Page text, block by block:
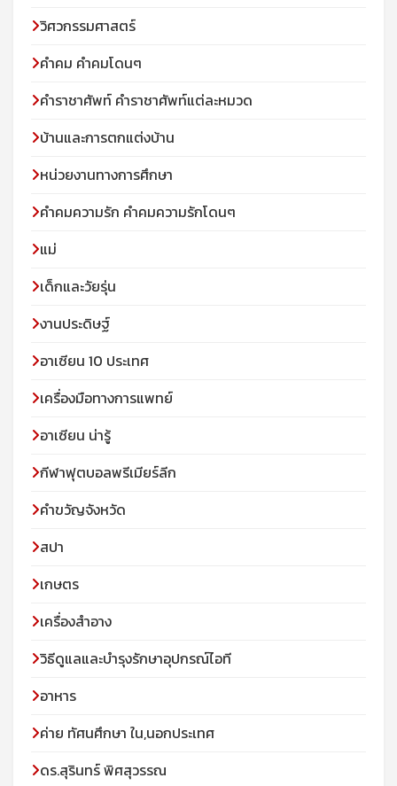
วิศวกรรมศาสตร์
คำคม คำคมโดนๆ
คำราชาศัพท์ คำราชาศัพท์แต่ละหมวด
บ้านและการตกแต่งบ้าน
หน่วยงานทางการศึกษา
คำคมความรัก คำคมความรักโดนๆ
แม่
เด็กและวัยรุ่น
งานประดิษฐ์
อาเซียน 10 ประเทศ
เครื่องมือทางการแพทย์
อาเซียน น่ารู้
กีฬาฟุตบอลพรีเมียร์ลีก
คำขวัญจังหวัด
สปา
เกษตร
เครื่องสำอาง
วิธีดูแลและบำรุงรักษาอุปกรณ์ไอที
อาหาร
ค่าย ทัศนศึกษา ใน,นอกประเทศ
ดร.สุรินทร์ พิศสุวรรณ